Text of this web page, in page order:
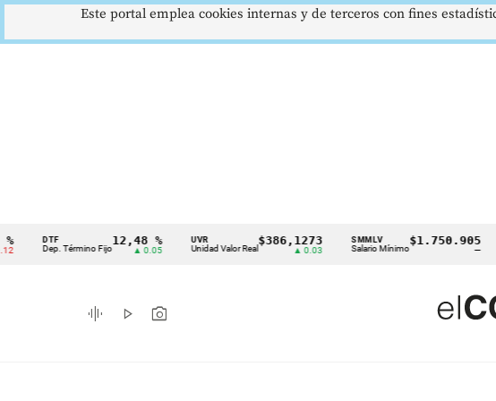
Cintillo
indicadores
económicos
Dep. Término Fijo
12,48 %
▲ 0.05 Unidad Valor Real
$386,1273
▲ 0.03
SMMLV
Salario Mínimo
$1.750.905
graphic_eq play_arrow photo_camera
Este portal emplea cookies internas y de terceros con fines